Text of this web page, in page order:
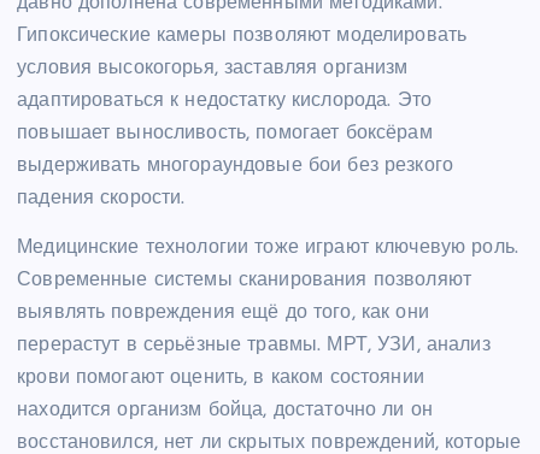
Гипоксические камеры позволяют моделировать
условия высокогорья, заставляя организм
адаптироваться к недостатку кислорода. Это
повышает выносливость, помогает боксёрам
выдерживать многораундовые бои без резкого
падения скорости.
Медицинские технологии тоже играют ключевую роль.
Современные системы сканирования позволяют
выявлять повреждения ещё до того, как они
перерастут в серьёзные травмы. МРТ, УЗИ, анализ
крови помогают оценить, в каком состоянии
находится организм бойца, достаточно ли он
восстановился, нет ли скрытых повреждений, которые